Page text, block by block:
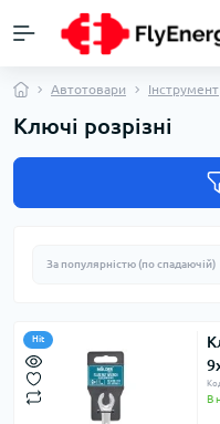
Автотовари Інструмент
Ключі розрізні
Hit
В